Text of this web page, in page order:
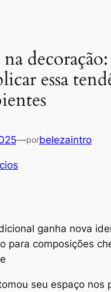
essa
—porbelezaintro
ganha nova
para composições
seu espaço nos